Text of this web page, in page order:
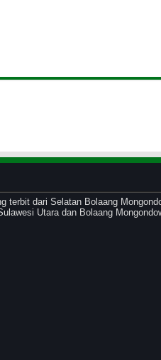
terbit dari Selatan Bolaang
Utara dan Bolaang